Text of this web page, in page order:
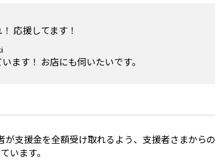
応援してます！
ます！ お店にも伺いたいです。
が支援金を全額受け取れるよう、支援者さまから
います。